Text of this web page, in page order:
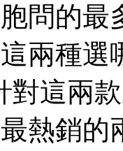
問的最
兩種
對這兩
熱銷的